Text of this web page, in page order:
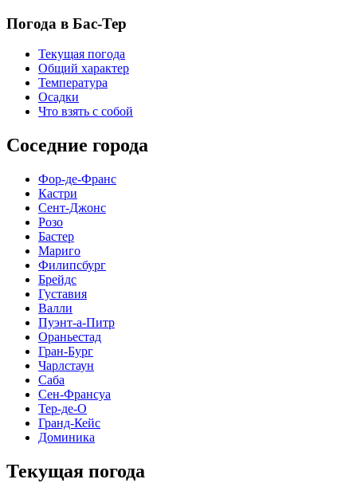
Погода в Бас-Тер
Текущая погода
Общий характер
Температура
Осадки
Что взять с собой
Соседние города
Фор-де-Франс
Кастри
Сент-Джонс
Розо
Бастер
Мариго
Филипсбург
Брейдс
Густавия
Валли
Пуэнт-а-Питр
Ораньестад
Гран-Бург
Чарлстаун
Саба
Сен-Франсуа
Тер-де-О
Гранд-Кейс
Доминика
Текущая погода